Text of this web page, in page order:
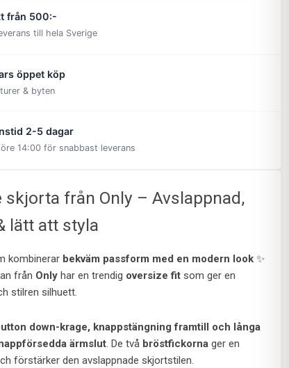
från 500:-
till hela Sverige
öppet köp
& byten
2-5 dagar
14:00 för snabbast leverans
skjorta från Only – Avslappnad,
lätt att styla
kombinerar bekväm passform med en modern look ✨
från Only har en trendig oversize fit som ger en
stilren silhuett.
down-krage, knappstängning framtill och långa
ärmslut. De två bröstfickorna ger en
förstärker den avslappnade skjortstilen.